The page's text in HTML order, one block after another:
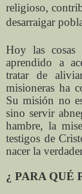
religioso,
desarraigar
Hoy las cosas
aprendido a
tratar de
misioneras ha
Su misión no
sino servir
hambre, la
testigos de
nacer la
¿ PARA QUÉ